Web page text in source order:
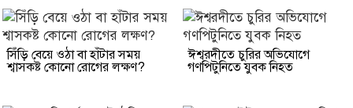
সিঁড়ি বেয়ে ওঠা বা হাঁটার সময়
শ্বাসকষ্ট কোনো রোগের লক্ষণ?
ঈশ্বরদীতে চুরির অভিযোগে
গণপিটুনিতে যুবক নিহত